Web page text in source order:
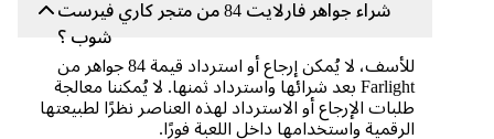
شراء جواهر فارلايت 84 من متجر كاري فيرست
شوب ؟
للأسف، لا يُمكن إرجاع أو استرداد قيمة 84 جواهر من
Farlight بعد شرائها واسترداد ثمنها. لا يُمكننا معالجة
طلبات الإرجاع أو الاسترداد لهذه العناصر نظرًا لطبيعتها
الرقمية واستخدامها داخل اللعبة فورًا.